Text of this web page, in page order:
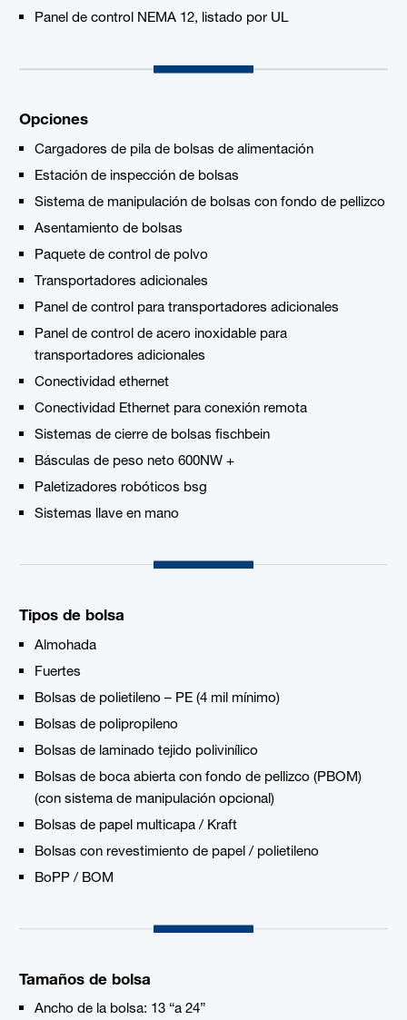
Panel de control NEMA 12, listado por UL
Opciones
Cargadores de pila de bolsas de alimentación
Estación de inspección de bolsas
Sistema de manipulación de bolsas con fondo de pellizco
Asentamiento de bolsas
Paquete de control de polvo
Transportadores adicionales
Panel de control para transportadores adicionales
Panel de control de acero inoxidable para
transportadores adicionales
Conectividad ethernet
Conectividad Ethernet para conexión remota
Sistemas de cierre de bolsas fischbein
Básculas de peso neto 600NW +
Paletizadores robóticos bsg
Sistemas llave en mano
Tipos de bolsa
Almohada
Fuertes
Bolsas de polietileno – PE (4 mil mínimo)
Bolsas de polipropileno
Bolsas de laminado tejido polivinílico
Bolsas de boca abierta con fondo de pellizco (PBOM)
(con sistema de manipulación opcional)
Bolsas de papel multicapa / Kraft
Bolsas con revestimiento de papel / polietileno
BoPP / BOM
Tamaños de bolsa
Ancho de la bolsa: 13 “a 24”